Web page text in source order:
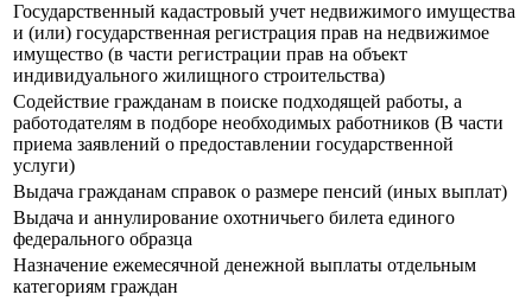
Государственный кадастровый учет недвижимого имущества
и (или) государственная регистрация прав на недвижимое
имущество (в части регистрации прав на объект
индивидуального жилищного строительства)
Содействие гражданам в поиске подходящей работы, а
работодателям в подборе необходимых работников (В части
приема заявлений о предоставлении государственной
услуги)
Выдача гражданам справок о размере пенсий (иных выплат)
Выдача и аннулирование охотничьего билета единого
федерального образца
Назначение ежемесячной денежной выплаты отдельным
категориям граждан